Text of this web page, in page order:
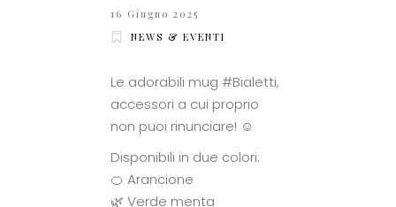
16 Giugno 2025
NEWS & EVENTI
Le adorabili mug #Bialetti,
accessori a cui proprio
non puoi rinunciare! ☺️
Disponibili in due colori:
🍊 Arancione
🌿 Verde menta